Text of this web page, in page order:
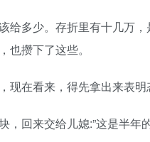
多少。存折里有十几万，
也攒下了这些。
在看来，得先拿出来表明
回来交给儿媳:”这是半年